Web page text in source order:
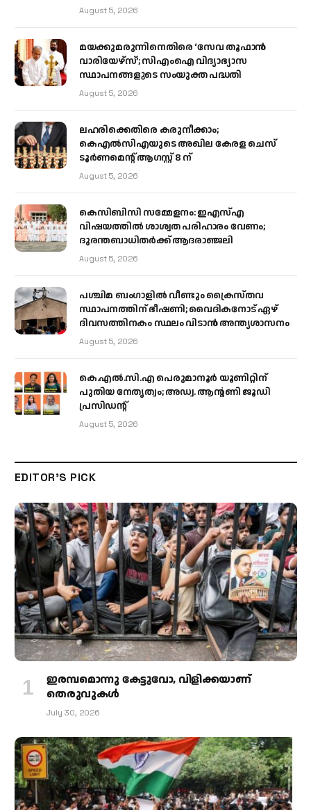
August 5, 2026
മയക്കുമരുന്നിനെതിരെ ‘സേവ തൂഫാൻ
വാരിയേഴ്‌സ്’; സിഎംഐ വിദ്യാഭ്യാസ
സ്ഥാപനങ്ങളുടെ സംയുക്ത പദ്ധതി
August 5, 2026
ലഹരിക്കെതിരെ കരുനീക്കാം;
കെഎൽസിഎയുടെ അഖില കേരള ചെസ്
ടൂർണമെന്റ് ആഗസ്റ്റ് 8 ന്
August 5, 2026
കെസിബിസി സമ്മേളനം: ഇഎസ്എ
വിഷയത്തിൽ ശാശ്വത പരിഹാരം വേണം;
ദുരന്തബാധിതർക്ക് ആദരാഞ്ജലി
August 5, 2026
പശ്ചിമ ബംഗാളിൽ വീണ്ടും ക്രൈസ്തവ
സ്ഥാപനത്തിന് ഭീഷണി; വൈദികനോട് ഏഴ്
ദിവസത്തിനകം സ്ഥലം വിടാൻ അന്ത്യശാസനം
August 5, 2026
കെ.എൽ.സി.എ പെരുമാനൂർ യൂണിറ്റിന്
പുതിയ നേതൃത്വം; അഡ്വ. ആന്റണി ജൂഡി
പ്രസിഡന്റ്
August 5, 2026
EDITOR'S PICK
ഇരമ്പമൊന്നു കേട്ടുവോ, വിളിക്കയാണ്
തെരുവുകള്‍
July 30, 2026